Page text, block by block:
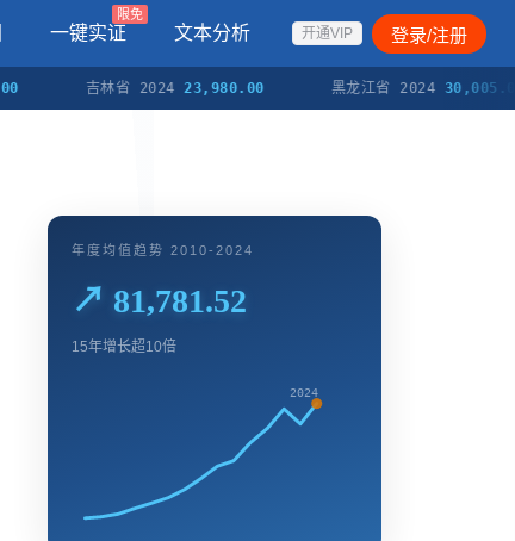
一键实证
限免
文本分析 开通VIP 登录/注册
吉林省 202423,980.00 黑龙江省 202430,005.00
年度均值趋势 2010-2024
↗ 81,781.52
15年增长超10倍
2024